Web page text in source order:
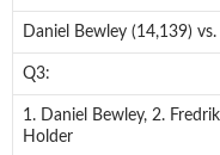
Daniel Bewley (14,139)
Q3:
1. Daniel Bewley, 2.
Holder